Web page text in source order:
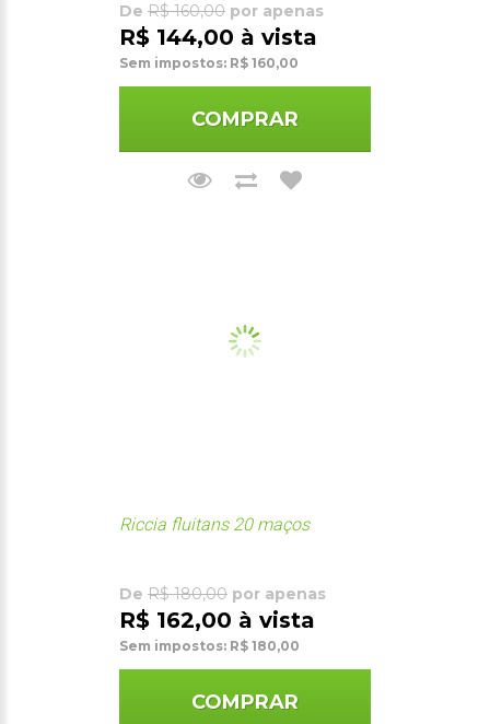
De R$ 160,00 por apenas
R$ 144,00 à vista
Sem impostos: R$ 160,00
COMPRAR
Riccia fluitans 20 maços
De R$ 180,00 por apenas
R$ 162,00 à vista
Sem impostos: R$ 180,00
COMPRAR